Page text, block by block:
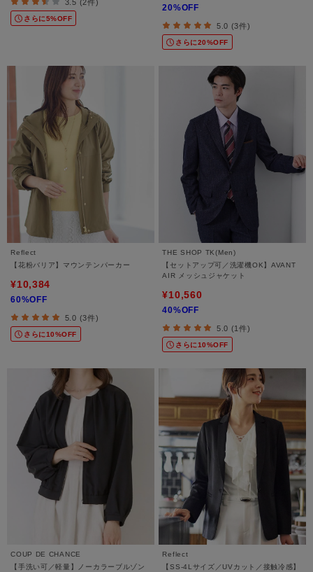
3.5 (2件)
さらに5%OFF
20%OFF
5.0 (3件)
さらに20%OFF
Reflect
【花粉バリア】マウンテンパーカー
¥10,384
60%OFF
5.0 (3件)
さらに10%OFF
THE SHOP TK(Men)
【セットアップ可／洗濯機OK】AVANT
AIR メッシュジャケット
¥10,560
40%OFF
5.0 (1件)
さらに10%OFF
COUP DE CHANCE
【手洗い可／軽量】ノーカラーブルゾン
Reflect
【SS-4Lサイズ／UVカット／接触冷感】